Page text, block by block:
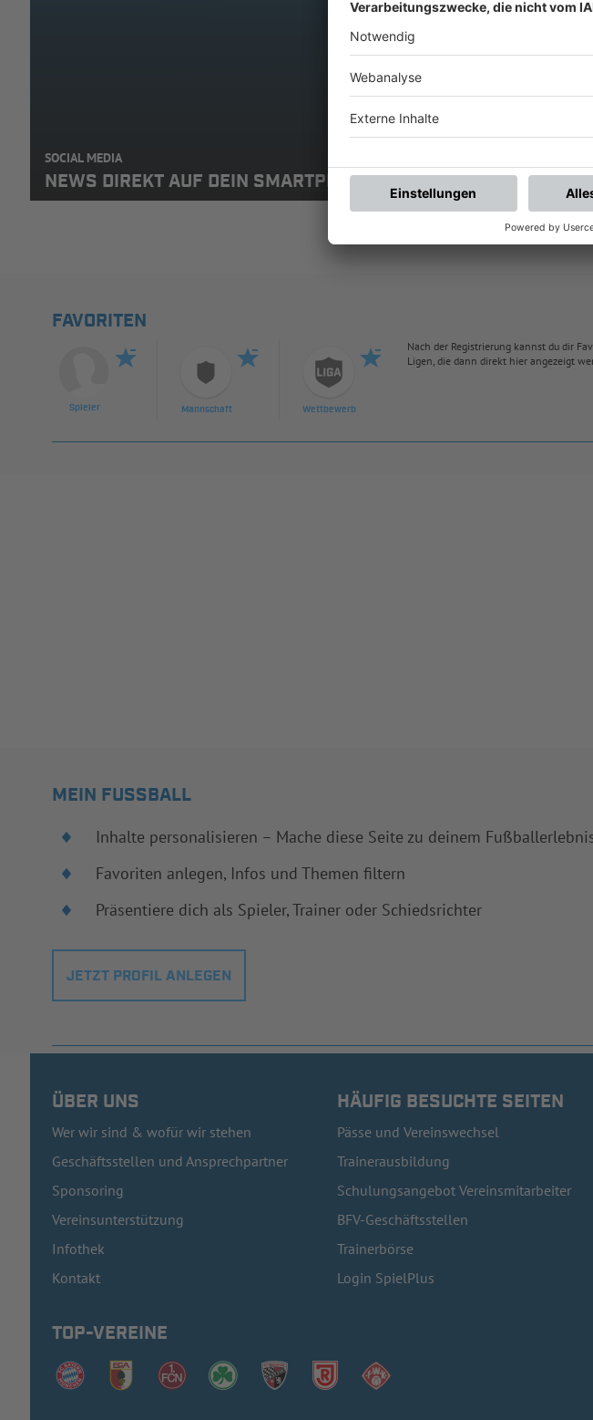
SOCIAL MEDIA
NEWS DIREKT AUF DEIN SMARTPHONE: ABONNIERE DEN BFV-
FAVORITEN
Spieler Mannschaft Wettbewerb
Nach der Registrierung kannst du dir
Ligen, die dann direkt hier angezeigt
MEIN FUSSBALL
Inhalte personalisieren – Mache diese Seite zu deinem
Favoriten anlegen, Infos und Themen filtern
Präsentiere dich als Spieler, Trainer oder Schiedsrichter
JETZT PROFIL ANLEGEN
ÜBER UNS
Wer wir sind & wofür wir stehen
Geschäftsstellen und Ansprechpartner
Sponsoring
Vereinsunterstützung
Infothek
Kontakt
HÄUFIG BESUCHTE SEITEN
Pässe und Vereinswechsel
Trainerausbildung
Schulungsangebot Vereinsmitarbeiter
BFV-Geschäftsstellen
Trainerbörse
Login SpielPlus
TOP-VEREINE